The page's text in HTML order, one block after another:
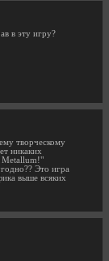
в эту игру?
творческому
никаких
Metallum!"
Это игра
выше всяких